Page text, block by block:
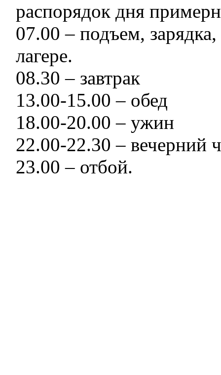
распорядок дня
07.00 – подъем,
лагере.
08.30 – завтрак
13.00-15.00 – обед
18.00-20.00 – ужин
22.00-22.30 – вечерний
23.00 – отбой.